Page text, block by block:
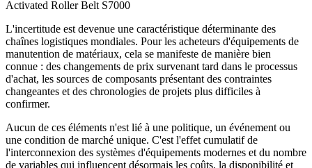
Activated Roller Belt S7000
L'incertitude est devenue une caractéristique déterminante des
chaînes logistiques mondiales. Pour les acheteurs d'équipements de
manutention de matériaux, cela se manifeste de manière bien
connue : des changements de prix survenant tard dans le processus
d'achat, les sources de composants présentant des contraintes
changeantes et des chronologies de projets plus difficiles à
confirmer.
Aucun de ces éléments n'est lié à une politique, un événement ou
une condition de marché unique. C'est l'effet cumulatif de
l'interconnexion des systèmes d'équipements modernes et du nombre
de variables qui influencent désormais les coûts, la disponibilité et